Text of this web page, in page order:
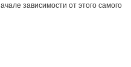
зависимости от этого самого